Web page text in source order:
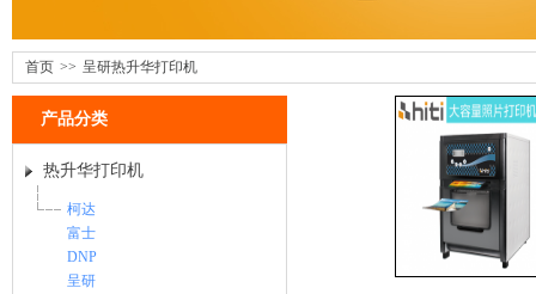
首页 >> 呈研热升华打印机
产品分类
热升华打印机
柯达
富士
DNP
呈研